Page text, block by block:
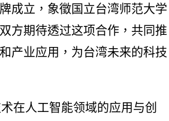
成立，象徵国立台湾师范大学
方期待透过这项合作，共同推
产业应用，为台湾未来的科技
在人工智能领域的应用与创